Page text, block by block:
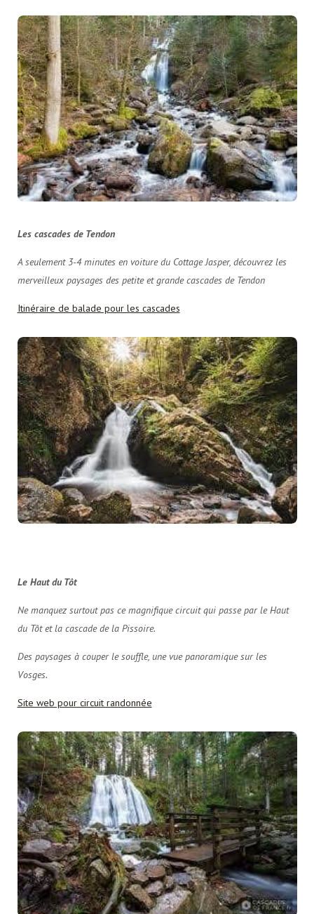
Les cascades de Tendon
A seulement 3-4 minutes en voiture du Cottage Jasper, découvrez les
merveilleux paysages des petite et grande cascades de Tendon
Itinéraire de balade pour les cascades
Le Haut du Tôt
Ne manquez surtout pas ce magnifique circuit qui passe par le Haut
du Tôt et la cascade de la Pissoire.
Des paysages à couper le souffle, une vue panoramique sur les
Vosges.
Site web pour circuit randonnée